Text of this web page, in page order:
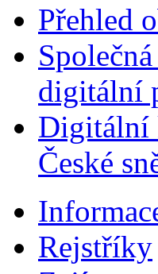
Přehled
digitální
Digitální
České
Rejstříky